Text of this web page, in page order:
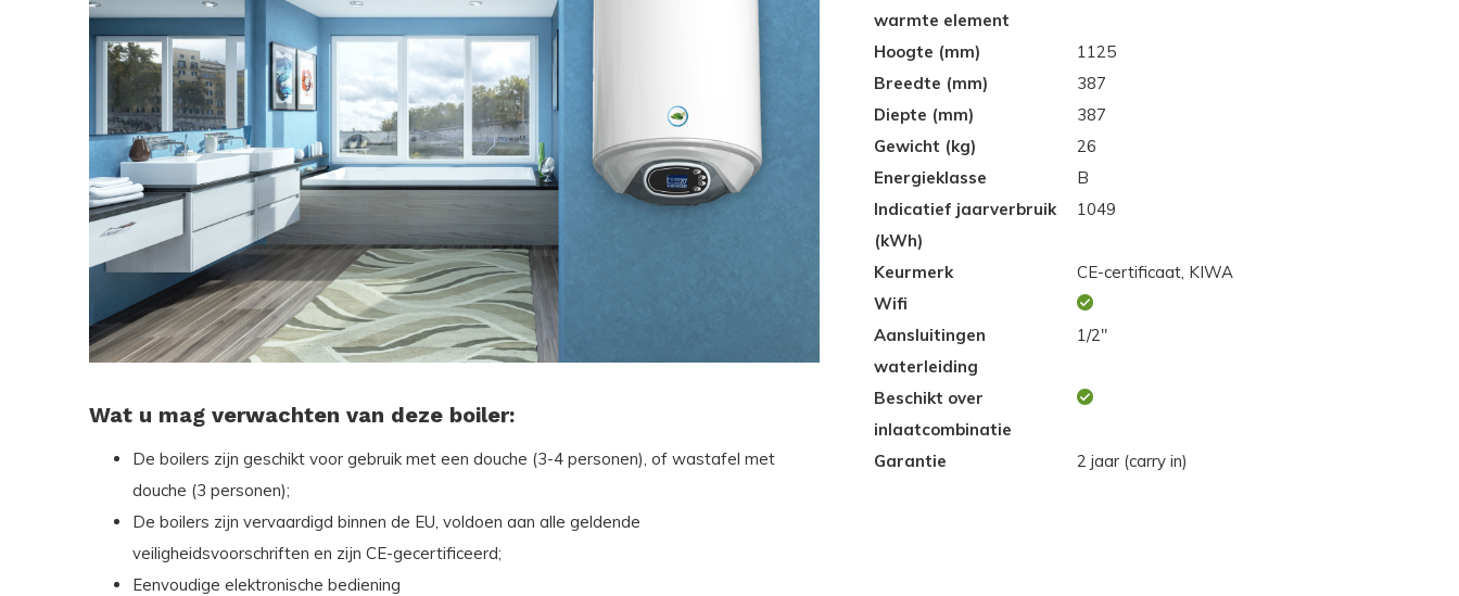
Wat u mag verwachten van deze boiler:
De boilers zijn geschikt voor gebruik met een douche (3-4 personen), of wastafel met
douche (3 personen);
De boilers zijn vervaardigd binnen de EU, voldoen aan alle geldende
veiligheidsvoorschriften en zijn CE-gecertificeerd;
Eenvoudige elektronische bediening
warmte element
Hoogte (mm)
1125
Breedte (mm)
387
Diepte (mm)
387
Gewicht (kg)
26
Energieklasse
B
Indicatief jaarverbruik
(kWh)
1049
Keurmerk
CE-certificaat, KIWA
Wifi
Aansluitingen
waterleiding
1/2"
Beschikt over
inlaatcombinatie
Garantie
2 jaar (carry in)